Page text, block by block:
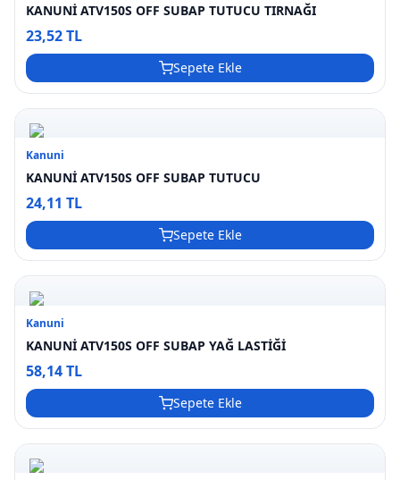
KANUNİ ATV150S OFF SUBAP TUTUCU TIRNAĞI
23,52 TL
Sepete Ekle
Kanuni
KANUNİ ATV150S OFF SUBAP TUTUCU
24,11 TL
Sepete Ekle
Kanuni
KANUNİ ATV150S OFF SUBAP YAĞ LASTİĞİ
58,14 TL
Sepete Ekle